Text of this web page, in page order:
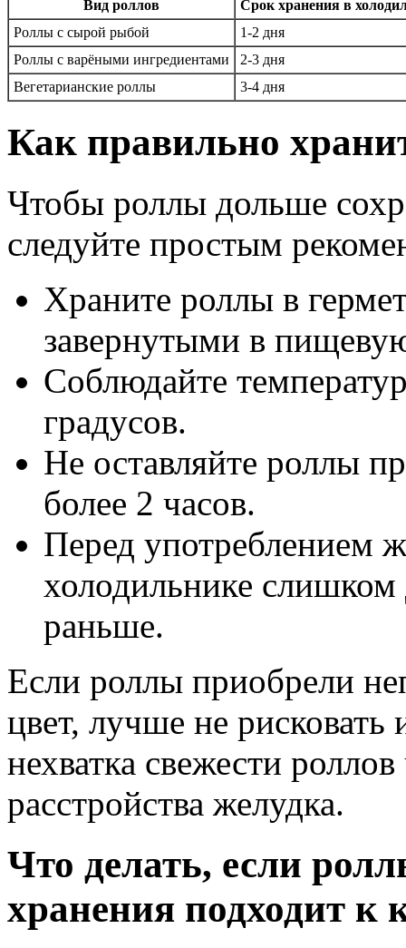
Вид роллов
Срок хранения в
Роллы с сырой рыбой
1-2 дня
Роллы с варёными ингредиентами
2-3 дня
Вегетарианские роллы
3-4 дня
Как правильно
Чтобы роллы дольше
следуйте простым
Храните роллы в
завернутыми в
Соблюдайте
градусов.
Не оставляйте роллы
более 2 часов.
Перед употреблением
холодильнике
раньше.
Если роллы приобрели
цвет, лучше не
нехватка свежести
расстройства желудка.
Что делать, если
хранения подходит к